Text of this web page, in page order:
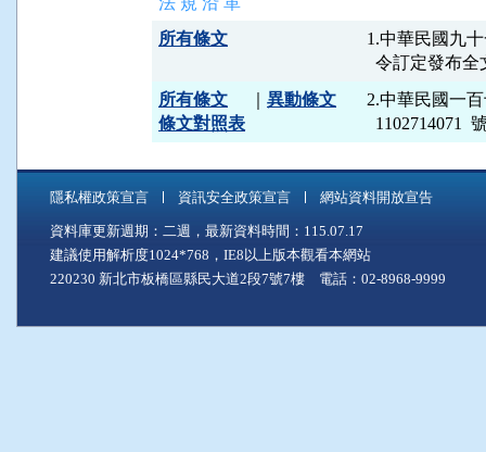
所有條文
1.中華民國九
所有條文
異動條文
條文對照表
2.中華民國一
1102714071
隱私權政策宣言 資訊安全政策宣言 網站資料開放宣告
資料庫更新週期：二週，最新資料時間：115.07.17
建議使用解析度1024*768，IE8以上版本觀看本網站
220230 新北市板橋區縣民大道2段7號7樓 電話：02-8968-9999